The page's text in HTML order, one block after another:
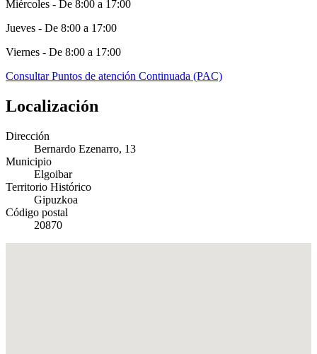
Miércoles - De 8:00 a 17:00
Jueves - De 8:00 a 17:00
Viernes - De 8:00 a 17:00
Consultar Puntos de atención Continuada (PAC)
Localización
Dirección
Bernardo Ezenarro, 13
Municipio
Elgoibar
Territorio Histórico
Gipuzkoa
Código postal
20870